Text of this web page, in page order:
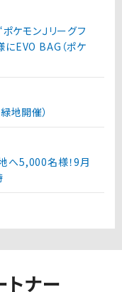
ケモンＪリーグフ
EVO BAG（ポケ
地開催）
へ5,000名様！9月
トナー